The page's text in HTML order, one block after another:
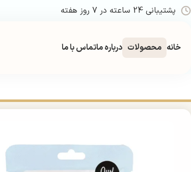
پشتیبانی 24 ساعته در 7 روز هفته
خانه محصولات درباره ماتماس با ما
خانه بهداشتی مراقبت پوستی مراقبت صورت ماسک صورت